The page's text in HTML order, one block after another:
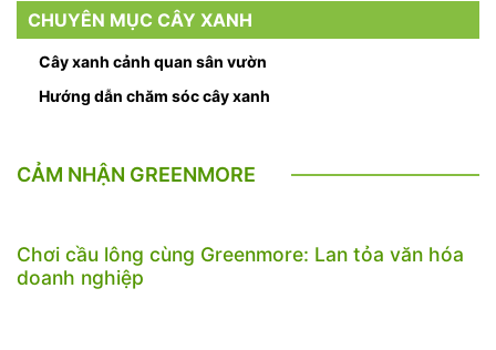
CHUYÊN MỤC CÂY XANH
Cây xanh cảnh quan sân vườn
Hướng dẫn chăm sóc cây xanh
CẢM NHẬN GREENMORE
Chơi cầu lông cùng Greenmore: Lan tỏa văn hóa
doanh nghiệp